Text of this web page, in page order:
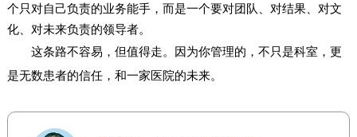
个只对自己负责的业务能手，而是一个要对团队、对结果、对文
化、对未来负责的领导者。
这条路不容易，但值得走。因为你管理的，不只是科室，更
是无数患者的信任，和一家医院的未来。